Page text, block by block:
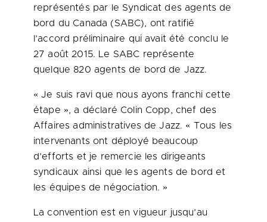
représentés par le Syndicat des agents de
bord duCanada (SABC), ont ratifié
l’accord préliminaire qui avait été conclu le
27 août 2015. Le SABC représente
quelque 820 agents de bord de Jazz.
« Je suis ravi que nous ayons franchi cette
étape », a déclaré Colin Copp, chef des
Affaires administratives de Jazz. « Tous les
intervenants ont déployé beaucoup
d’efforts et je remercie les dirigeants
syndicaux ainsi que les agents de bord et
les équipes de négociation. »
La convention est en vigueur jusqu’au